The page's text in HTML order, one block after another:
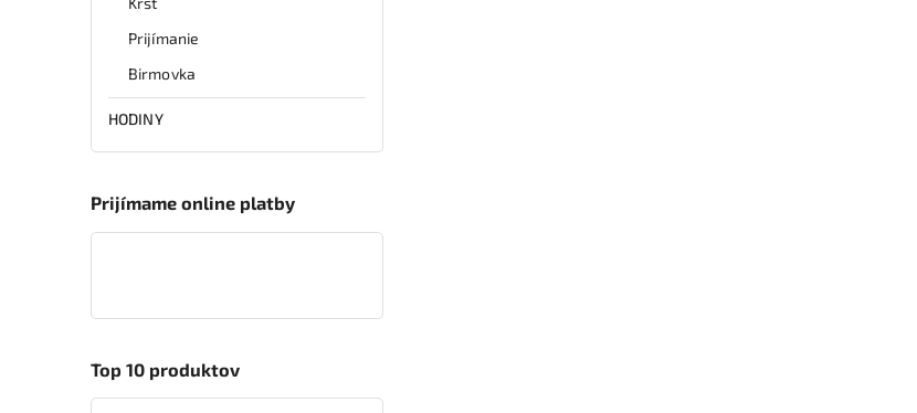
Prijímanie
Birmovka
HODINY
Prijímame online platby
Top 10 produktov